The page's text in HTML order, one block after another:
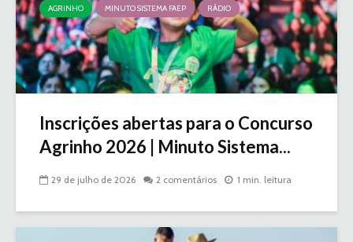
AGRINHO MINUTO SISTEMA FAEP RÁDIO
Inscrições abertas para o Concurso
Agrinho 2026 | Minuto Sistema...
29 de julho de 2026 2 comentários 1 min. leitura